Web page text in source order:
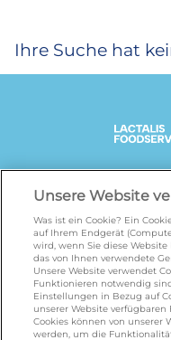
Ihre Suche hat
UNSERE
galbani.de/
salakis.de/
Unsere Website
Was ist ein Cookie? Ein
auf Ihrem Endgerät
wird, wenn Sie diese
das von Ihnen verwendete
Unsere Website verwendet
Funktionieren notwendig
Einstellungen in Bezug auf
unserer Website
Cookies können von unserer
werden, um die